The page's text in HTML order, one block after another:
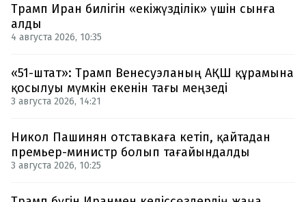
Трамп Иран билігін «екіжүзділік» үшін сынға
алды
4 августа 2026, 10:35
«51-штат»: Трамп Венесуэланың АҚШ құрамына
қосылуы мүмкін екенін тағы меңзеді
3 августа 2026, 14:21
Никол Пашинян отставкаға кетіп, қайтадан
премьер-министр болып тағайындалды
3 августа 2026, 10:25